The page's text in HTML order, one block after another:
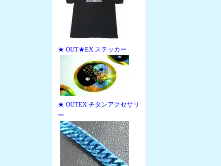
★ OUT★EX ステッカー
★ OUTEX チタンアクセサリ
ー